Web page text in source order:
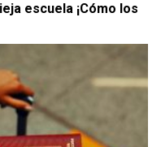
escuela ¡Cómo los